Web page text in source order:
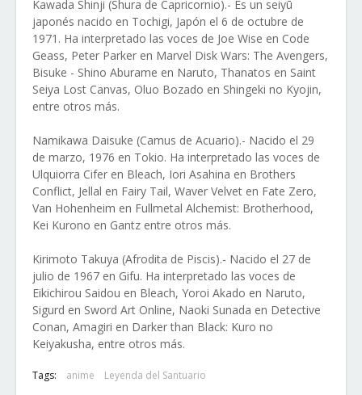
Kawada Shinji (Shura de Capricornio).- Es un seiyū
japonés nacido en Tochigi, Japón el 6 de octubre de
1971. Ha interpretado las voces de Joe Wise en Code
Geass, Peter Parker en Marvel Disk Wars: The Avengers,
Bisuke - Shino Aburame en Naruto, Thanatos en Saint
Seiya Lost Canvas, Oluo Bozado en Shingeki no Kyojin,
entre otros más.
Namikawa Daisuke (Camus de Acuario).- Nacido el 29
de marzo, 1976 en Tokio. Ha interpretado las voces de
Ulquiorra Cifer en Bleach, Iori Asahina en Brothers
Conflict, Jellal en Fairy Tail, Waver Velvet en Fate Zero,
Van Hohenheim en Fullmetal Alchemist: Brotherhood,
Kei Kurono en Gantz entre otros más.
Kirimoto Takuya (Afrodita de Piscis).- Nacido el 27 de
julio de 1967 en Gifu. Ha interpretado las voces de
Eikichirou Saidou en Bleach, Yoroi Akado en Naruto,
Sigurd en Sword Art Online, Naoki Sunada en Detective
Conan, Amagiri en Darker than Black: Kuro no
Keiyakusha, entre otros más.
Tags: anime Leyenda del Santuario